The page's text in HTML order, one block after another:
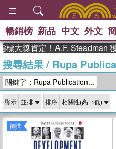
熱搜
、
獎
登輝
偉大
暢銷榜 新品 中文 外文
肯定！A.F. Steadman 獲年度
搜尋結果/ Rupa
關鍵字：Rupa Publication...
顯示 排序
預購